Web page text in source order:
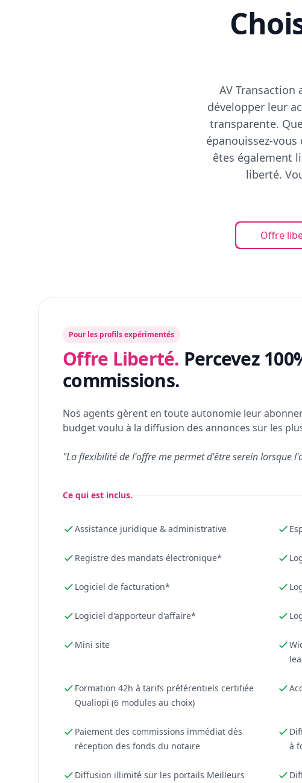
AV
développer leur
transparente.
épanouissez-
êtes également
liberté.
Offre
Pour les profils expérimentés
Offre Liberté. Percevez
commissions.
Nos agents gèrent en toute autonomie leur
budget voulu à la diffusion des annonces sur les
"La flexibilité de l'offre me permet d'être serein lorsque
Ce qui est inclus.
Assistance juridique & administrative
Registre des mandats électronique*
Logiciel de facturation*
Logiciel d'apporteur d'affaire*
Mini site
Formation 42h à tarifs préférentiels certifiée
Qualiopi (6 modules au choix)
Paiement des commissions immédiat dès
réception des fonds du notaire
à
Diffusion illimité sur les portails Meilleurs